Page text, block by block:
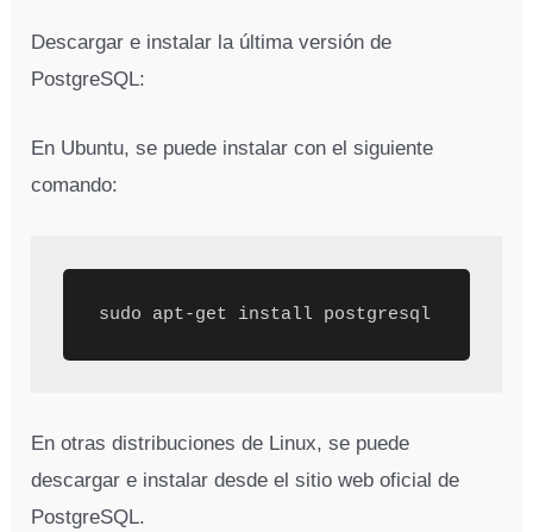
Descargar e instalar la última versión de
PostgreSQL:
En Ubuntu, se puede instalar con el siguiente
comando:
sudo apt-get install postgresql
En otras distribuciones de Linux, se puede
descargar e instalar desde el sitio web oficial de
PostgreSQL.